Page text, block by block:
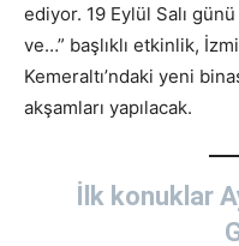
ediyor. 19 Eylül Salı
ve…” başlıklı etkinlik,
Kemeraltı’ndaki yeni
akşamları yapılacak.
İlk konuklar